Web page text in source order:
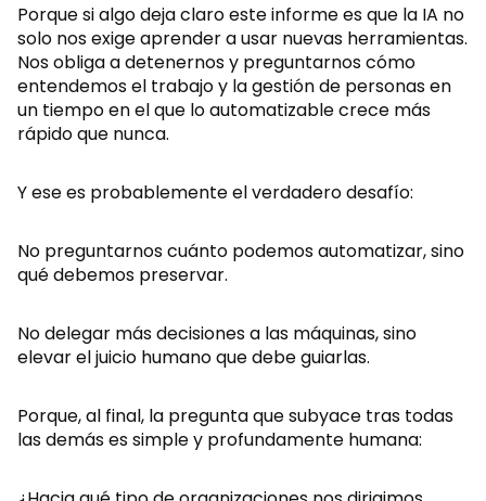
Porque si algo deja claro este informe es que la IA no
solo nos exige aprender a usar nuevas herramientas.
Nos obliga a detenernos y preguntarnos cómo
entendemos el trabajo y la gestión de personas en
un tiempo en el que lo automatizable crece más
rápido que nunca.
Y ese es probablemente el verdadero desafío:
No preguntarnos cuánto podemos automatizar, sino
qué debemos preservar.
No delegar más decisiones a las máquinas, sino
elevar el juicio humano que debe guiarlas.
Porque, al final, la pregunta que subyace tras todas
las demás es simple y profundamente humana: